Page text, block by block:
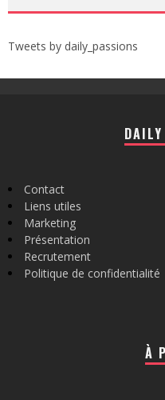
Tweets by daily_passions
Contact
Liens utiles
Marketing
Présentation
Recrutement
Politique de confidentialité
À